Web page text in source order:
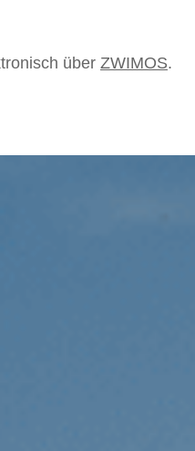
über ZWIMOS.